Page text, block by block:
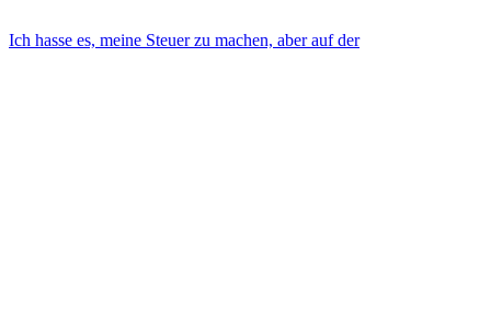
Ich hasse es, meine Steuer zu machen, aber auf der